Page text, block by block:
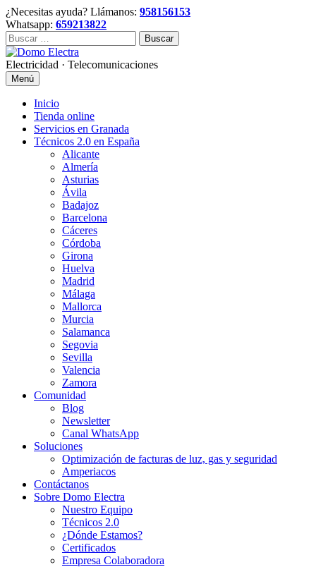
Skip
to
content
¿Necesitas ayuda? Llámanos: 958156153
Whatsapp: 659213822
Buscar:
Electricidad · Telecomunicaciones
Menú
Inicio
Tienda online
Servicios en Granada
Técnicos 2.0 en España
Alicante
Almería
Asturias
Ávila
Badajoz
Barcelona
Cáceres
Córdoba
Girona
Huelva
Madrid
Málaga
Mallorca
Murcia
Salamanca
Segovia
Sevilla
Valencia
Zamora
Comunidad
Blog
Newsletter
Canal WhatsApp
Soluciones
Optimización de facturas de luz, gas y seguridad
Amperiacos
Contáctanos
Sobre Domo Electra
Nuestro Equipo
Técnicos 2.0
¿Dónde Estamos?
Certificados
Empresa Colaboradora